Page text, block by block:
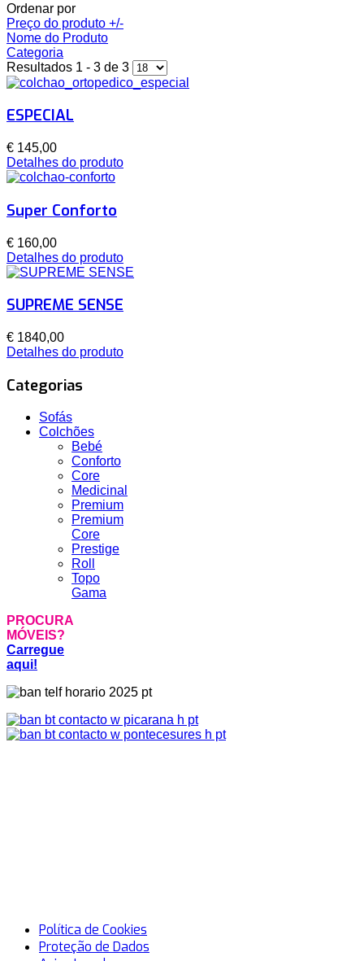
Ordenar por
Preço do produto +/-
Nome do Produto
Categoria
Resultados 1 - 3 de 3
ESPECIAL
€ 145,00
Detalhes do produto
Super Conforto
€ 160,00
Detalhes do produto
SUPREME SENSE
€ 1840,00
Detalhes do produto
Categorias
Sofás
Colchões
Bebé
Conforto
Core
Medicinal
Premium
Premium
Core
Prestige
Roll
Topo
Gama
PROCURA
MÓVEIS?
Carregue
aqui!
Política de Cookies
Proteção de Dados